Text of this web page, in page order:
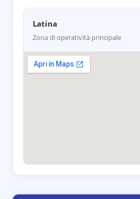
Latina
Zona di operatività principale